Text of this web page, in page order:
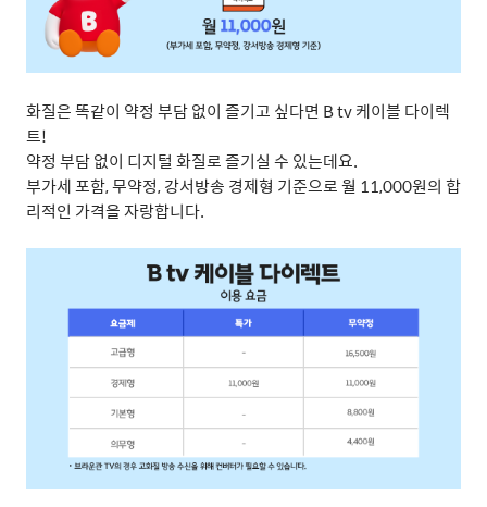
화질은 똑같이 약정 부담 없이 즐기고 싶다면 B tv케이블 다이렉
트!
약정 부담 없이 디지털 화질로 즐기실 수 있는데요.
부가세 포함,무약정,강서방송 경제형 기준으로 월 11,000원의 합
리적인 가격을 자랑합니다.